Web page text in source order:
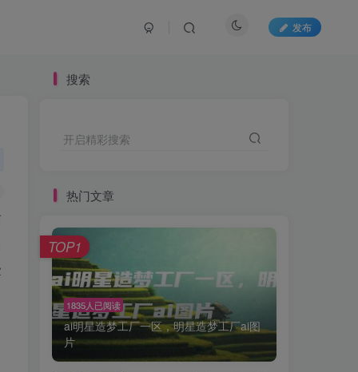
发布
搜索
开启精彩搜索
热门文章
1835人已阅读
ai明星造梦工厂一区，明星造梦工厂ai图
片
TOP1